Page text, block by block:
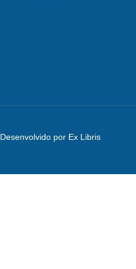
Desenvolvido por Ex Libris